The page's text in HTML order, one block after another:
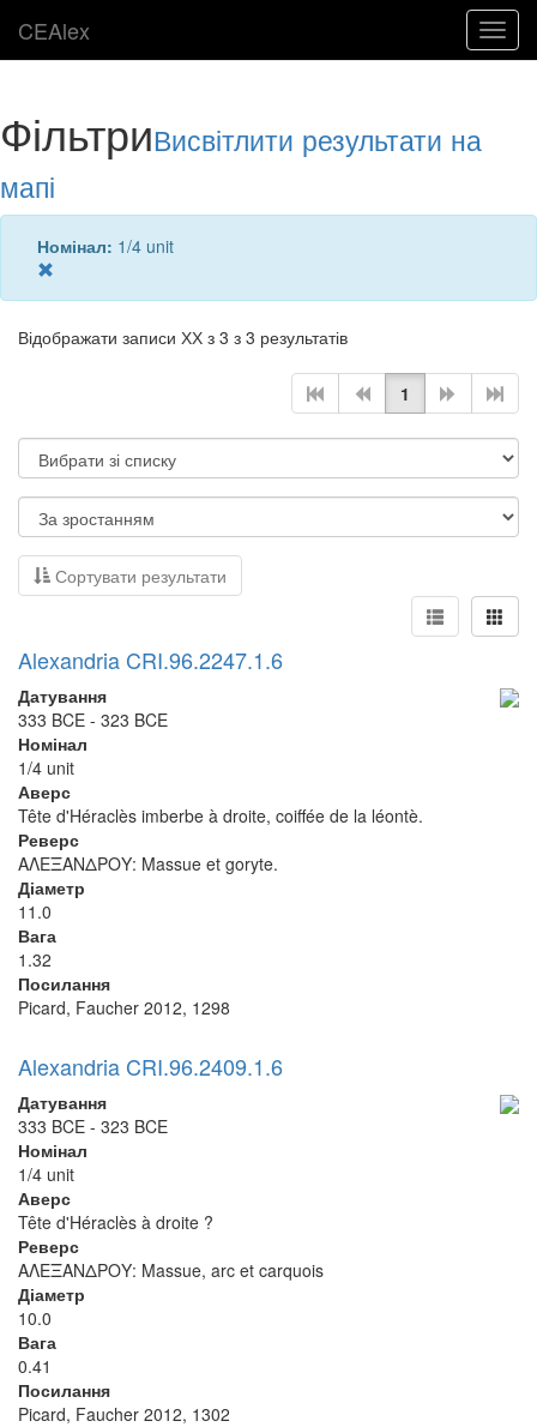
CEAlex
ФільтриВисвітлити результати на
мапі
Номінал: 1/4 unit
Відображати записи ХХ з 3 з 3 результатів
1
Сортувати результати
Alexandria CRI.96.2247.1.6
Датування
333 BCE - 323 BCE
Номінал
1/4 unit
Аверс
Tête d'Héraclès imberbe à droite, coiffée de la léontè.
Реверс
ΑΛΕΞΑΝΔΡΟΥ: Massue et goryte.
Діаметр
11.0
Вага
1.32
Посилання
Picard, Faucher 2012, 1298
Alexandria CRI.96.2409.1.6
Датування
333 BCE - 323 BCE
Номінал
1/4 unit
Аверс
Tête d'Héraclès à droite ?
Реверс
ΑΛΕΞΑΝΔΡΟΥ: Massue, arc et carquois
Діаметр
10.0
Вага
0.41
Посилання
Picard, Faucher 2012, 1302